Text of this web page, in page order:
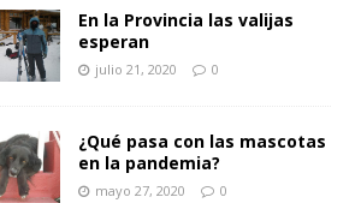
En la Provincia las valijas
esperan
julio 21, 2020 0
¿Qué pasa con las mascotas
en la pandemia?
mayo 27, 2020 0